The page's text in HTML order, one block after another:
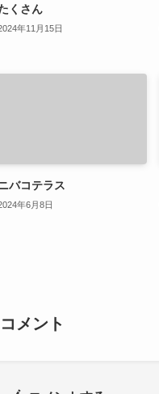
くさん
年11月15日
バコテラス
年6月8日
コメント